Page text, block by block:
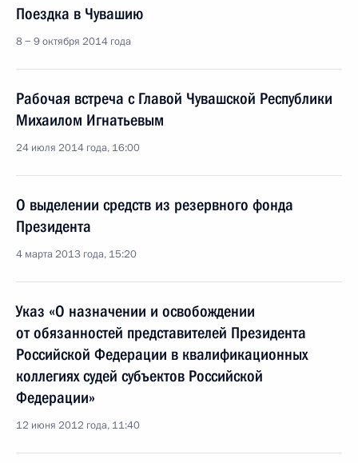
Поездка в Чувашию
8 − 9 октября 2014 года
Рабочая встреча с Главой Чувашской Республики
Михаилом Игнатьевым
24 июля 2014 года, 16:00
О выделении средств из резервного фонда
Президента
4 марта 2013 года, 15:20
Указ «О назначении и освобождении
от обязанностей представителей Президента
Российской Федерации в квалификационных
коллегиях судей субъектов Российской
Федерации»
12 июня 2012 года, 11:40